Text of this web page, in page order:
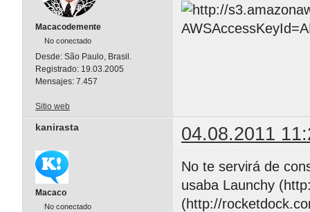
Macacodemente
No conectado
Desde: São Paulo, Brasil.
Registrado: 19.03.2005
Mensajes: 7.457
Sitio web
kanirasta 04.08.2011
Macaco
No conectado
No te servirá de
usaba Launchy
(http://